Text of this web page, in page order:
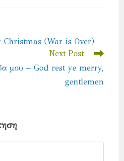
(War is Over)
Next Post
μου – God rest ye merry,
gentlemen